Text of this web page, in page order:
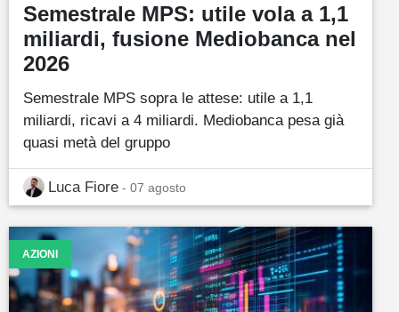
Semestrale MPS: utile vola a 1,1
miliardi, fusione Mediobanca nel
2026
Semestrale MPS sopra le attese: utile a 1,1
miliardi, ricavi a 4 miliardi. Mediobanca pesa già
quasi metà del gruppo
Luca Fiore - 07 agosto
AZIONI